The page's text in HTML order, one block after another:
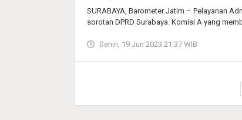
SURABAYA, Barometer Jatim – Pelayanan
sorotan DPRD Surabaya. Komisi A yang
Senin, 19 Jun 2023 21:37 WIB